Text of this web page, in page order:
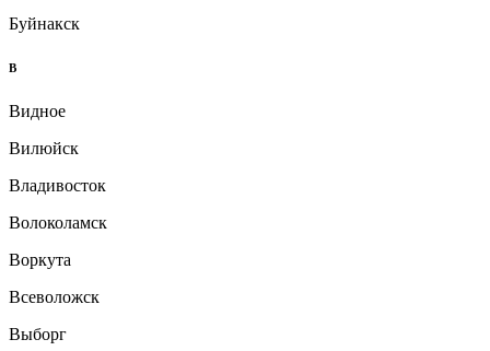
Буйнакск
В
Видное
Вилюйск
Владивосток
Волоколамск
Воркута
Всеволожск
Выборг